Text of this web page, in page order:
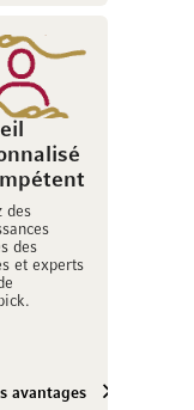
des
des
et experts
avantages